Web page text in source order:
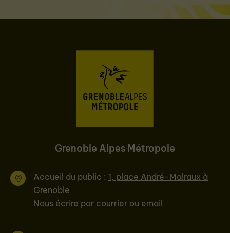
Grenoble Alpes Métropole
Accueil du public : 1, place André-Malraux à
Grenoble
Nous écrire par courrier ou email